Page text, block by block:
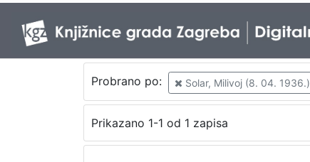
Probrano po: Solar, Milivoj (8. 04. 1936.)
Prikazano 1-1 od 1 zapisa